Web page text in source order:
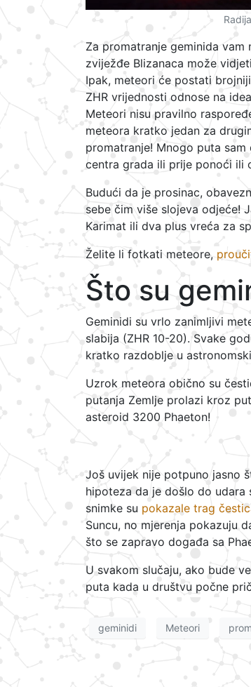
Za promatranje geminida
zviježđe Blizanaca može
Ipak, meteori će postati
ZHR vrijednosti odnose na
Meteori nisu pravilno
meteora kratko jedan za
promatranje! Mnogo puta
centra grada ili prije ponoći ili
Budući da je prosinac,
sebe čim više slojeva odjeće!
Karimat ili dva plus vreća za
Želite li fotkati meteore,
Što su
Geminidi su vrlo zanimljivi
slabija (ZHR 10-20). Svake
kratko razdoblje u
Uzrok meteora obično su
putanja Zemlje prolazi kroz
asteroid 3200 Phaeton!
Još uvijek nije potpuno jasno
hipoteza da je došlo do udara
snimke su pokazale trag
Suncu, no mjerenja pokazuju
što se zapravo događa sa
U svakom slučaju, ako bude
puta kada u društvu počne
geminidi Meteori